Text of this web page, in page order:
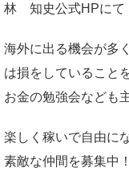
林 知史公式HPにて
海外に出る機会が多
は損をしていること
お金の勉強会なども
楽しく稼いで自由に
素敵な仲間を募集中！